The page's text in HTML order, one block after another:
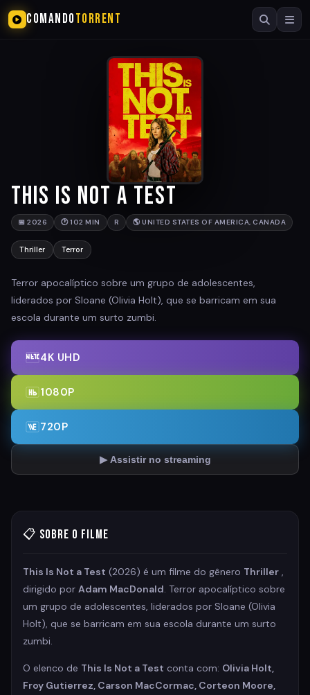
COMANDOTORRENT
This Is Not a Test
📅 2026 🕐 102 MIN R 🌎 UNITED STATES OF AMERICA, CANADA
Thriller Terror
Terror apocalíptico sobre um grupo de adolescentes,
liderados por Sloane (Olivia Holt), que se barricam em sua
escola durante um surto zumbi.
4K UHD
1080P
720P
▶ Assistir no streaming
📋 Sobre o Filme
This Is Not a Test (2026) é um filme do gênero Thriller ,
dirigido por Adam MacDonald. Terror apocalíptico sobre
um grupo de adolescentes, liderados por Sloane (Olivia
Holt), que se barricam em sua escola durante um surto
zumbi.
O elenco de This Is Not a Test conta com: Olivia Holt,
Froy Gutierrez, Carson MacCormac, Corteon Moore,